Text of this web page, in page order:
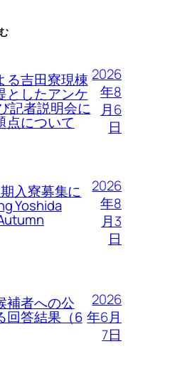
る吉田寮現棟
としたアンケ
記者説明会に
点について
2026
年8
月6
日
入寮募集に
Yoshida
2026
年8
月3
日
補者への公
回答結果（6
2026
年6月
7日